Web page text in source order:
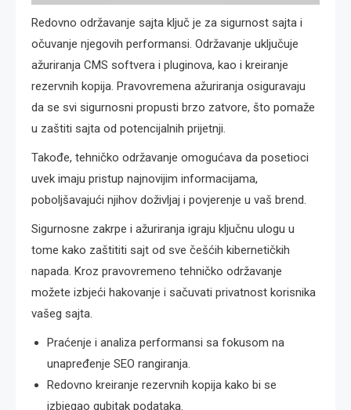
Redovno održavanje sajta ključ je za sigurnost sajta i
očuvanje njegovih performansi. Održavanje uključuje
ažuriranja CMS softvera i pluginova, kao i kreiranje
rezervnih kopija. Pravovremena ažuriranja osiguravaju
da se svi sigurnosni propusti brzo zatvore, što pomaže
u zaštiti sajta od potencijalnih prijetnji.
Takođe, tehničko održavanje omogućava da posetioci
uvek imaju pristup najnovijim informacijama,
poboljšavajući njihov doživljaj i povjerenje u vaš brend.
Sigurnosne zakrpe i ažuriranja igraju ključnu ulogu u
tome kako zaštititi sajt od sve češćih kibernetičkih
napada. Kroz pravovremeno tehničko održavanje
možete izbjeći hakovanje i sačuvati privatnost korisnika
vašeg sajta.
Praćenje i analiza performansi sa fokusom na
unapređenje SEO rangiranja.
Redovno kreiranje rezervnih kopija kako bi se
izbjegao gubitak podataka.